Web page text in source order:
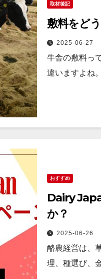
取材後記
敷料をど
2025-06-27
牛舎の敷料っ
違いますよね
おすすめ
Dairy
か？
2025-06-26
酪農経営は、
理、種選び、